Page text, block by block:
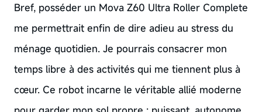
Bref, posséder un Mova Z60 Ultra Roller Complete
me permettrait enfin de dire adieu au stress du
ménage quotidien. Je pourrais consacrer mon
temps libre à des activités qui me tiennent plus à
cœur. Ce robot incarne le véritable allié moderne